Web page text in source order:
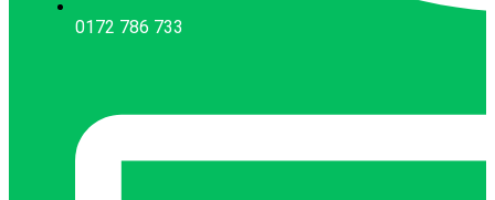
0172 786 733